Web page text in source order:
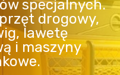
specjalnych.
drogowy,
lawetę
i maszyny